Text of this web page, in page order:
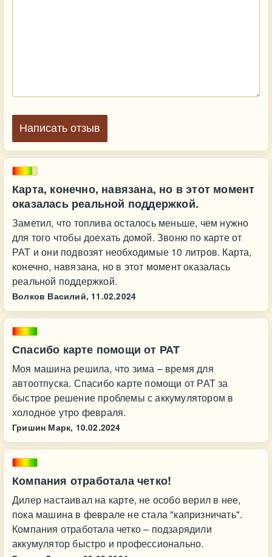
Карта, конечно, навязана, но в этот момент
оказалась реальной поддержкой.
Заметил, что топлива осталось меньше, чем нужно
для того чтобы доехать домой. Звоню по карте от
РАТ и они подвозят необходимые 10 литров. Карта,
конечно, навязана, но в этот момент оказалась
реальной поддержкой.
Волков Василий, 11.02.2024
Спасибо карте помощи от РАТ
Моя машина решила, что зима – время для
автоотпуска. Спасибо карте помощи от РАТ за
быстрое решение проблемы с аккумулятором в
холодное утро февраля.
Гришин Марк, 10.02.2024
Компания отработала четко!
Дилер настаивал на карте, не особо верил в нее,
пока машина в феврале не стала "капризничать".
Компания отработала четко – подзарядили
аккумулятор быстро и профессионально.
Написать отзыв